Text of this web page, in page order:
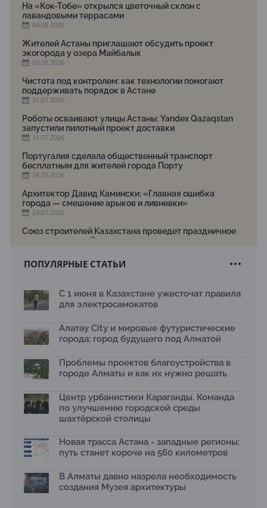
На «Кок-Тобе» открылся цветочный склон с
лавандовыми террасами
04.08.2026
Жителей Астаны приглашают обсудить проект
экогорода у озера Майбалык
03.08.2026
Чистота под контролем: как технологии помогают
поддерживать порядок в Астане
31.07.2026
Роботы осваивают улицы Астаны: Yandex Qazaqstan
запустили пилотный проект доставки
31.07.2026
Португалия сделала общественный транспорт
бесплатным для жителей города Порту
24.07.2026
Архитектор Давид Камински: «Главная ошибка
города — смешение арыков и ливневки»
24.07.2026
Союз строителей Казахстана проведет праздничное
мероприятие ко Дню строителя
Новый Строительный кодекс: что изменилось для
Бауыржана Байбахтиева
17.07.2026
рободоставки в Астане
15.07.2026
2026 принимает заявки до 31 июля
13.07.2026
темой новой выставки в «Целинном»
13.07.2026
Қазақстан»: воспитанники подарили вторую жизнь
отходам
08.07.2026
Ко Дню столицы в Нуре благоустроили шесть
общественных пространств
06.07.2026
ПОПУЛЯРНЫЕ СТАТЬИ
С 1 июня в Казахстане ужесточат правила
для электросамокатов
Алатау City и мировые футуристические
города: город будущего под Алматой
Проблемы проектов благоустройства в
городе Алматы и как их нужно решать
Центр урбанистики Караганды. Команда
по улучшению городской среды
шахтёрской столицы
Новая трасса Астана - западные регионы:
путь станет короче на 560 километров
В Алматы давно назрела необходимость
создания Музея архитектуры